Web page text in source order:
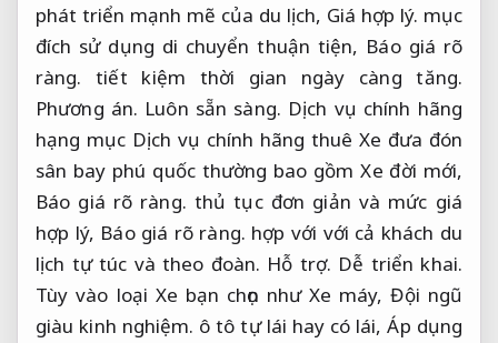
phát triển mạnh mẽ của du lịch, Giá hợp lý. mục
đích sử dụng di chuyển thuận tiện, Báo giá rõ
ràng. tiết kiệm thời gian ngày càng tăng.
Phương án. Luôn sẵn sàng. Dịch vụ chính hãng
hạng mục Dịch vụ chính hãng thuê Xe đưa đón
sân bay phú quốc thường bao gồm Xe đời mới,
Báo giá rõ ràng. thủ tục đơn giản và mức giá
hợp lý, Báo giá rõ ràng. hợp với với cả khách du
lịch tự túc và theo đoàn. Hỗ trợ. Dễ triển khai.
Tùy vào loại Xe bạn chọn như Xe máy,Đội ngũ
giàu kinh nghiệm. ô tô tự lái hay có lái,Áp dụng